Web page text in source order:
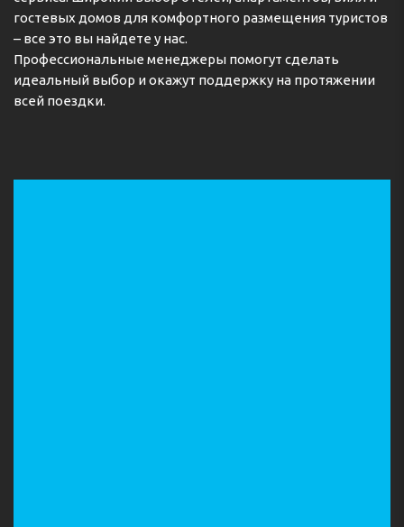
Телефон:31204284244
гостевых домов для комфортного размещения туристов
– все это вы найдете у нас.
Профессиональные менеджеры помогут сделать
идеальный выбор и окажут поддержку на протяжении
всей поездки.